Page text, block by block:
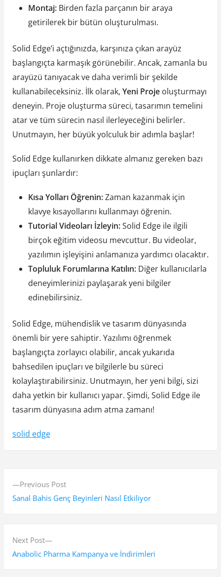
Montaj:Birden fazla parçanın bir araya
getirilerek bir bütün oluşturulması.
Solid Edge’i açtığınızda, karşınıza çıkan arayüz
başlangıçta karmaşık görünebilir. Ancak, zamanla bu
arayüzü tanıyacak ve daha verimli bir şekilde
kullanabileceksiniz. İlk olarak, Yeni Projeoluşturmayı
deneyin. Proje oluşturma süreci, tasarımın temelini
atar ve tüm sürecin nasıl ilerleyeceğini belirler.
Unutmayın, her büyük yolculuk bir adımla başlar!
Solid Edge kullanırken dikkate almanız gereken bazı
ipuçları şunlardır:
Kısa Yolları Öğrenin:Zaman kazanmak için
klavye kısayollarını kullanmayı öğrenin.
Tutorial Videoları İzleyin:Solid Edge ile ilgili
birçok eğitim videosu mevcuttur. Bu videolar,
yazılımın işleyişini anlamanıza yardımcı olacaktır.
Topluluk Forumlarına Katılın:Diğer kullanıcılarla
deneyimlerinizi paylaşarak yeni bilgiler
edinebilirsiniz.
Solid Edge, mühendislik ve tasarım dünyasında
önemli bir yere sahiptir. Yazılımı öğrenmek
başlangıçta zorlayıcı olabilir, ancak yukarıda
bahsedilen ipuçları ve bilgilerle bu süreci
kolaylaştırabilirsiniz. Unutmayın, her yeni bilgi, sizi
daha yetkin bir kullanıcı yapar. Şimdi, Solid Edge ile
tasarım dünyasına adım atma zamanı!
solid edge
Previous PostP
r
o
Sanal Bahis Genç Beyinleri Nasıl Etkiliyor
Next Post
N
e
Anabolic Pharma Kampanya ve İndirimleri